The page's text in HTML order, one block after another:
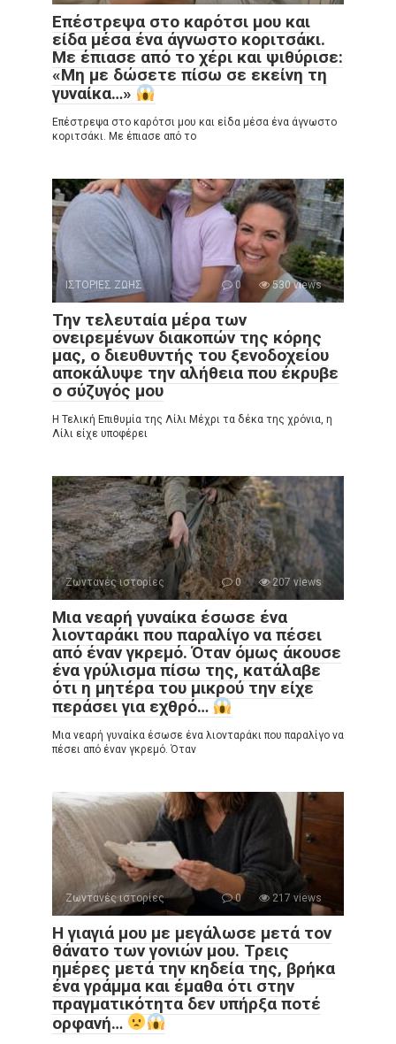
Επέστρεψα στο καρότσι μου και
είδα μέσα ένα άγνωστο κοριτσάκι.
Με έπιασε από το χέρι και ψιθύρισε:
«Μη με δώσετε πίσω σε εκείνη τη
γυναίκα…»
Επέστρεψα στο καρότσι μου και είδα μέσα ένα άγνωστο
κοριτσάκι. Με έπιασε από το
ΙΣΤΟΡΙΕΣ ΖΩΗΣ 0 530 views
Την τελευταία μέρα των
ονειρεμένων διακοπών της κόρης
μας, ο διευθυντής του ξενοδοχείου
αποκάλυψε την αλήθεια που έκρυβε
ο σύζυγός μου
Η Τελική Επιθυμία της Λίλι Μέχρι τα δέκα της χρόνια, η
Λίλι είχε υποφέρει
Ζωντανές ιστορίες 0 207 views
Μια νεαρή γυναίκα έσωσε ένα
λιονταράκι που παραλίγο να πέσει
από έναν γκρεμό. Όταν όμως άκουσε
ένα γρύλισμα πίσω της, κατάλαβε
ότι η μητέρα του μικρού την είχε
περάσει για εχθρό…
Μια νεαρή γυναίκα έσωσε ένα λιονταράκι που παραλίγο να
πέσει από έναν γκρεμό. Όταν
Ζωντανές ιστορίες 0 217 views
Η γιαγιά μου με μεγάλωσε μετά τον
θάνατο των γονιών μου. Τρεις
ημέρες μετά την κηδεία της, βρήκα
ένα γράμμα και έμαθα ότι στην
πραγματικότητα δεν υπήρξα ποτέ
ορφανή…